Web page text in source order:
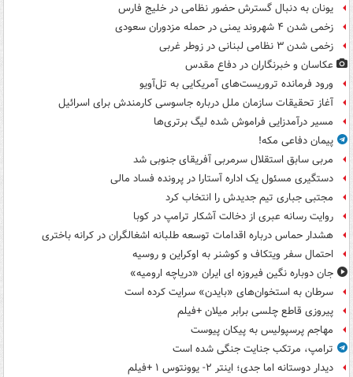
یونان به دنبال گسترش حضور نظامی در خلیج فارس
زخمی شدن ۴ شهروند یمنی در حمله مزدوران سعودی
زخمی شدن ۳ نظامی لبنانی در زوطر غربی
عکاسان و خبرنگاران در دفاع مقدس
ورود فرمانده تروریست‌های آمریکایی به تل‌آویو
آغاز تحقیقات سازمان ملل درباره جاسوسی کارمندش برای اسرائیل
مسیر درآمدزایی فراموش شده لیگ برتری‌ها
پیمان دفاعی مکه!
مربی سابق استقلال سرمربی آفریقای جنوبی شد
دستگیری مسئول یک اداره آستارا در پرونده فساد مالی
مجتبی جباری تیم جدیدش را انتخاب کرد
روایت رسانه عبری از دخالت آشکار ترامپ در کوبا
هشدار حماس درباره اقدامات توسعه طلبانه اشغالگران در کرانه باختری
احتمال سفر ویتکاف و کوشنر به اوکراین و روسیه
جان دوباره نگین فیروزه ای ایران «دریاچه ارومیه»
سرطان به استخوان‌های «بایدن» سرایت کرده است
پیروزی قاطع چلسی برابر میلان +فیلم
مهاجم پرسپولیس به پیکان پیوست
ترامپ، مرتکب جنایت جنگی شده است
دیدار دوستانه اما جدی؛ اینتر ۲- یوونتوس ۱ +فیلم